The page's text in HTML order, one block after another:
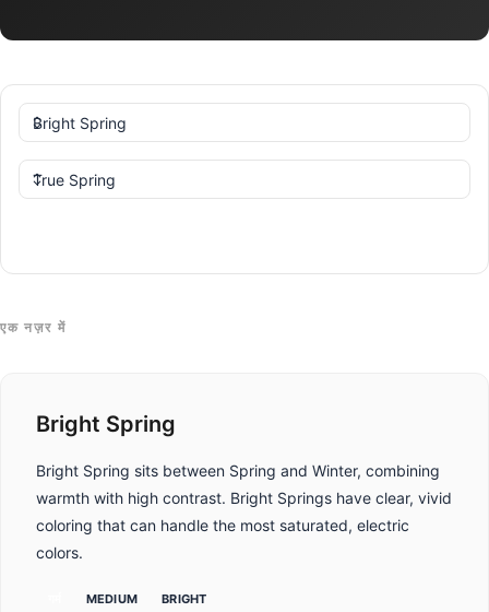
एक नज़र में
Bright Spring
Bright Spring sits between Spring and Winter, combining
warmth with high contrast. Bright Springs have clear, vivid
coloring that can handle the most saturated, electric
colors.
MEDIUM BRIGHT